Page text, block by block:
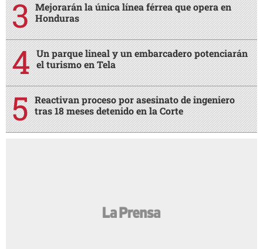
Mejorarán la única línea férrea que opera en
Honduras
Un parque lineal y un embarcadero potenciarán
el turismo en Tela
Reactivan proceso por asesinato de ingeniero
tras 18 meses detenido en la Corte